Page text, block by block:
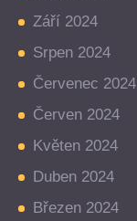
Září 2024
Srpen 2024
Červenec 2024
Červen 2024
Květen 2024
Duben 2024
Březen 2024